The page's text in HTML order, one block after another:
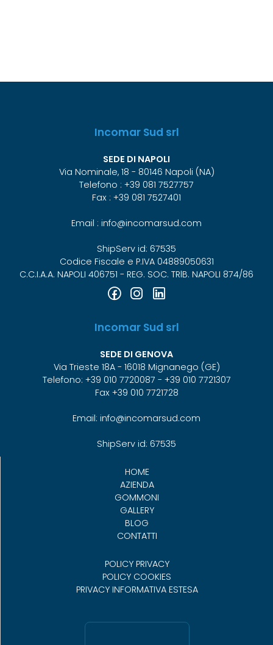
Incomar Sud srl
SEDE DI NAPOLI
Via Nominale, 18 - 80146 Napoli (NA)
Telefono : +39 081 7527757
Fax : +39 081 7527401
Email : info@incomarsud.com
ShipServ id: 67535
Codice Fiscale e P.IVA 04889050631
C.C.I.A.A. NAPOLI 406751 - REG. SOC. TRlB. NAPOLI 874/86
Incomar Sud srl
SEDE DI GENOVA
Via Trieste 18A - 16018 Mignanego (GE)
Telefono: +39 010 7720087 - +39 010 7721307
Fax +39 010 7721728
Email: info@incomarsud.com
ShipServ id: 67535
HOME
AZIENDA
GOMMONI
GALLERY
BLOG
CONTATTI
POLICY PRIVACY
POLICY COOKIES
PRIVACY INFORMATIVA ESTESA